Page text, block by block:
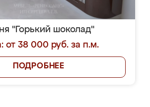
"Горький шоколад"
от 38 000 руб. за п.м.
ПОДРОБНЕЕ